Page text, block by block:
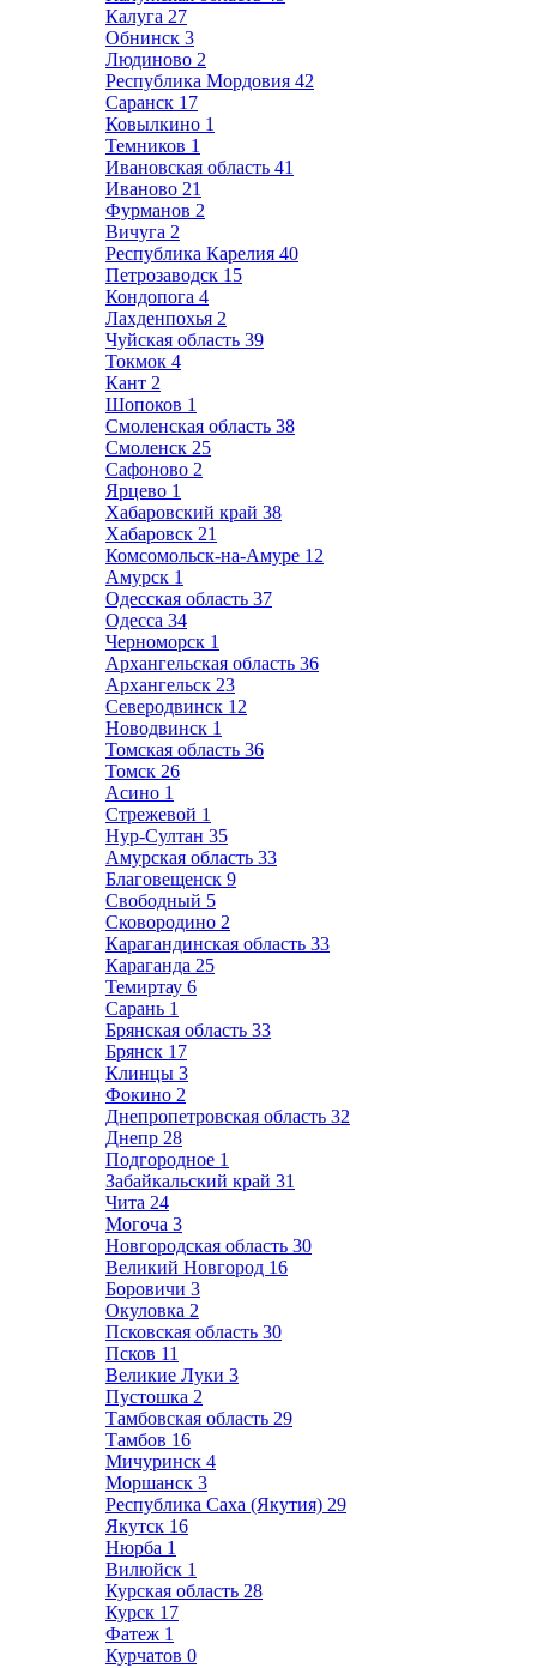
Калуга 27
Обнинск 3
Людиново 2
Республика Мордовия 42
Саранск 17
Ковылкино 1
Темников 1
Ивановская область 41
Иваново 21
Фурманов 2
Вичуга 2
Республика Карелия 40
Петрозаводск 15
Кондопога 4
Лахденпохья 2
Чуйская область 39
Токмок 4
Кант 2
Шопоков 1
Смоленская область 38
Смоленск 25
Сафоново 2
Ярцево 1
Хабаровский край 38
Хабаровск 21
Комсомольск-на-Амуре 12
Амурск 1
Одесская область 37
Одесса 34
Черноморск 1
Архангельская область 36
Архангельск 23
Северодвинск 12
Новодвинск 1
Томская область 36
Томск 26
Асино 1
Стрежевой 1
Нур-Султан 35
Амурская область 33
Благовещенск 9
Свободный 5
Сковородино 2
Карагандинская область 33
Караганда 25
Темиртау 6
Сарань 1
Брянская область 33
Брянск 17
Клинцы 3
Фокино 2
Днепропетровская область 32
Днепр 28
Подгородное 1
Забайкальский край 31
Чита 24
Могоча 3
Новгородская область 30
Великий Новгород 16
Боровичи 3
Окуловка 2
Псковская область 30
Псков 11
Великие Луки 3
Пустошка 2
Тамбовская область 29
Тамбов 16
Мичуринск 4
Моршанск 3
Республика Саха (Якутия) 29
Якутск 16
Нюрба 1
Вилюйск 1
Курская область 28
Курск 17
Фатеж 1
Курчатов 0